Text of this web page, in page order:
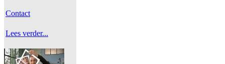
Contact
Lees verder...